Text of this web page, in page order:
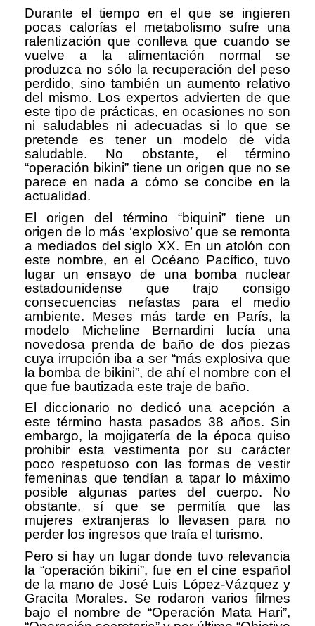
Durante el tiempo en el que se ingieren
pocas calorías el metabolismo sufre una
ralentización que conlleva que cuando se
vuelve a la alimentación normal se
produzca no sólo la recuperación del peso
perdido, sino también un aumento relativo
del mismo. Los expertos advierten de que
este tipo de prácticas, en ocasiones no son
ni saludables ni adecuadas si lo que se
pretende es tener un modelo de vida
saludable. No obstante, el término
“operación bikini” tiene un origen que no se
parece en nada a cómo se concibe en la
actualidad.
El origen del término “biquini” tiene un
origen de lo más ‘explosivo’ que se remonta
a mediados del siglo XX. En un atolón con
este nombre, en el Océano Pacífico, tuvo
lugar un ensayo de una bomba nuclear
estadounidense que trajo consigo
consecuencias nefastas para el medio
ambiente. Meses más tarde en París, la
modelo Micheline Bernardini lucía una
novedosa prenda de baño de dos piezas
cuya irrupción iba a ser “más explosiva que
la bomba de bikini”, de ahí el nombre con el
que fue bautizada este traje de baño.
El diccionario no dedicó una acepción a
este término hasta pasados 38 años. Sin
embargo, la mojigatería de la época quiso
prohibir esta vestimenta por su carácter
poco respetuoso con las formas de vestir
femeninas que tendían a tapar lo máximo
posible algunas partes del cuerpo. No
obstante, sí que se permitía que las
mujeres extranjeras lo llevasen para no
perder los ingresos que traía el turismo.
Pero si hay un lugar donde tuvo relevancia
la “operación bikini”, fue en el cine español
de la mano de José Luis López-Vázquez y
Gracita Morales. Se rodaron varios filmes
bajo el nombre de “Operación Mata Hari”,